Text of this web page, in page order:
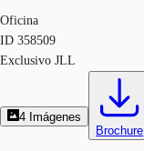
Oficina
ID 358509
Exclusivo JLL
4 Imágenes
Brochure